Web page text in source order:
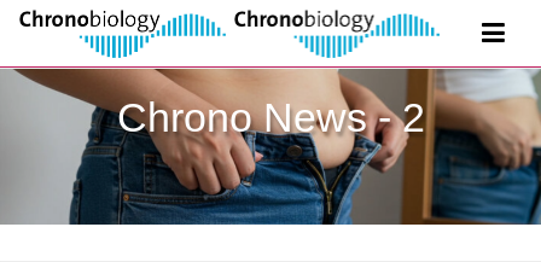
Chrono News - 2